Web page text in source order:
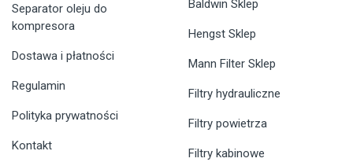
Separator oleju do
kompresora
Dostawa i płatności
Regulamin
Polityka prywatności
Kontakt
Baldwin Sklep
Hengst Sklep
Mann Filter Sklep
Filtry hydrauliczne
Filtry powietrza
Filtry kabinowe